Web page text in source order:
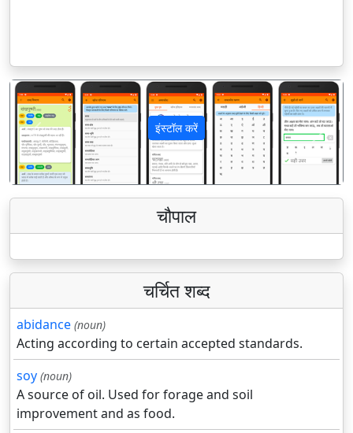
इंस्टॉल करें
पिछला अगला
चौपाल
चर्चित शब्द
abidance (noun)
Acting according to certain accepted standards.
soy (noun)
A source of oil. Used for forage and soil
improvement and as food.